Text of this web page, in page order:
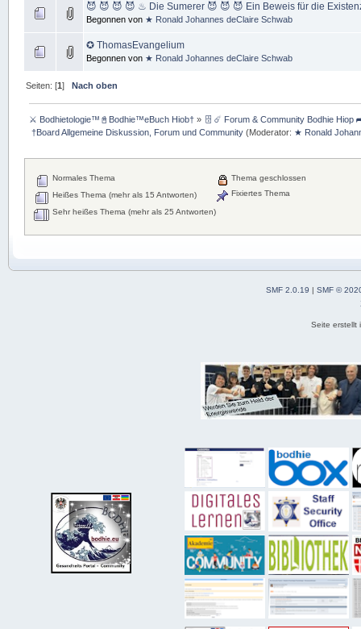
😈 😈 😈 😈 ♨ Die Sumerer 😈 😈 😈 Ein Beweis für die
Begonnen von ★ Ronald Johannes deClaire Schwab
✪ ThomasEvangelium
Begonnen von ★ Ronald Johannes deClaire Schwab
Seiten: [1]Nach oben
⚔ Bodhietologie™📓Bodhie™eBuch Hiob† » 🗄 ☄ Forum & Community Bodhie Hiop
†Board Allgemeine Diskussion, Forum und Community (Moderator: ★ Ronald
Normales Thema
Heißes Thema (mehr als 15 Antworten)
Sehr heißes Thema (mehr als 25 Antworten)
Thema geschlossen
Fixiertes Thema
SMF 2.0.19 |SMF ©
Seite erstellt